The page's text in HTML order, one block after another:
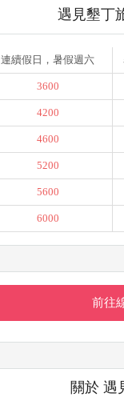
遇見墾丁
連續假日，暑假週六
3600
4200
4600
5200
5600
6000
前往
關於 遇